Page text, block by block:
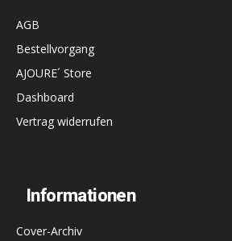
AGB
Bestellvorgang
AJOURE´ Store
Dashboard
Vertrag widerrufen
Informationen
Cover-Archiv